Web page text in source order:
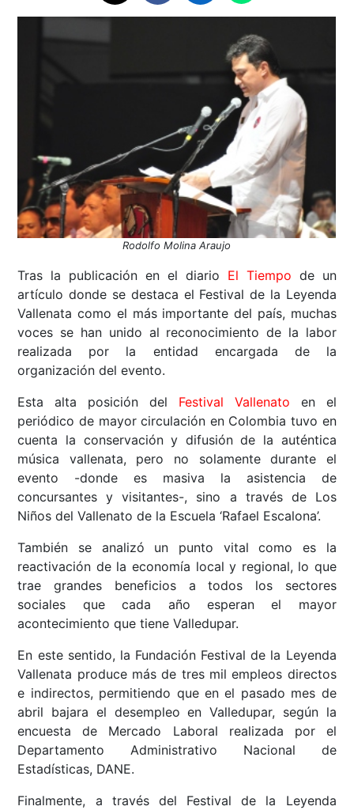
Rodolfo Molina Araujo
Tras la publicación en el diario El Tiempo de un
artículo donde se destaca el Festival de la Leyenda
Vallenata como el más importante del país, muchas
voces se han unido al reconocimiento de la labor
realizada por la entidad encargada de la
organización del evento.
Esta alta posición del Festival Vallenato en el
periódico de mayor circulación en Colombia tuvo en
cuenta la conservación y difusión de la auténtica
música vallenata, pero no solamente durante el
evento -donde es masiva la asistencia de
concursantes y visitantes-, sino a través de Los
Niños del Vallenato de la Escuela ‘Rafael Escalona’.
También se analizó un punto vital como es la
reactivación de la economía local y regional, lo que
trae grandes beneficios a todos los sectores
sociales que cada año esperan el mayor
acontecimiento que tiene Valledupar.
En este sentido, la Fundación Festival de la Leyenda
Vallenata produce más de tres mil empleos directos
e indirectos, permitiendo que en el pasado mes de
abril bajara el desempleo en Valledupar, según la
encuesta de Mercado Laboral realizada por el
Departamento Administrativo Nacional de
Estadísticas, DANE.
Finalmente, a través del Festival de la Leyenda